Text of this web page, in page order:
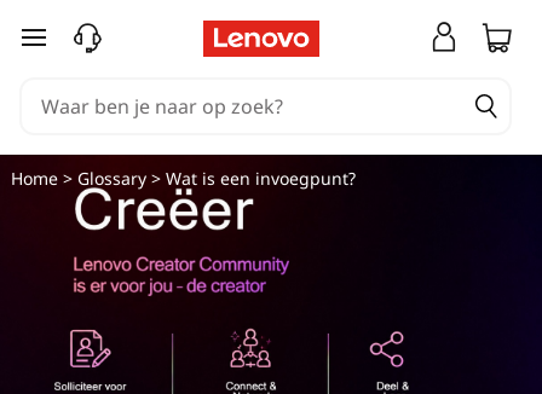
Ga naar de hoofdinhoud
Home> Glossary> Wat is een invoegpunt?